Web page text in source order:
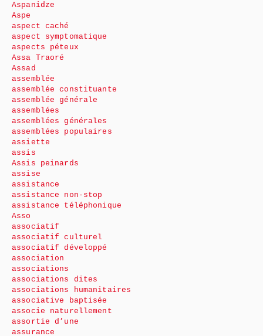
Aspanidze
Aspe
aspect caché
aspect symptomatique
aspects péteux
Assa Traoré
Assad
assemblée
assemblée constituante
assemblée générale
assemblées
assemblées générales
assemblées populaires
assiette
assis
Assis peinards
assise
assistance
assistance non-stop
assistance téléphonique
Asso
associatif
associatif culturel
associatif développé
association
associations
associations dites
associations humanitaires
associative baptisée
associe naturellement
assortie d’une
assurance